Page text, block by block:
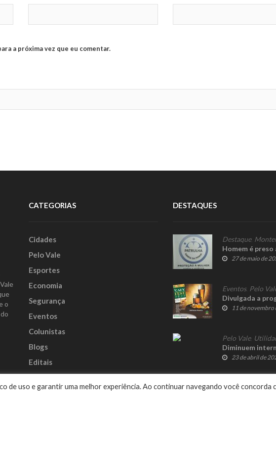
a próxima vez que eu comentar.
o
CATEGORIAS
Cidades
Pelo Vale
Esportes
Economia
Segurança
Eventos
Colunistas
Blogs
Editais
DESTAQUES
Destaque,
Homem é
27 de maio de
Eventos, Pelo
Divulgada a
11 de novembro
Pelo Vale,
Diminuem
23 de abril de
de uso e garantir uma melhor experiência. Ao continuar navegando você concorda